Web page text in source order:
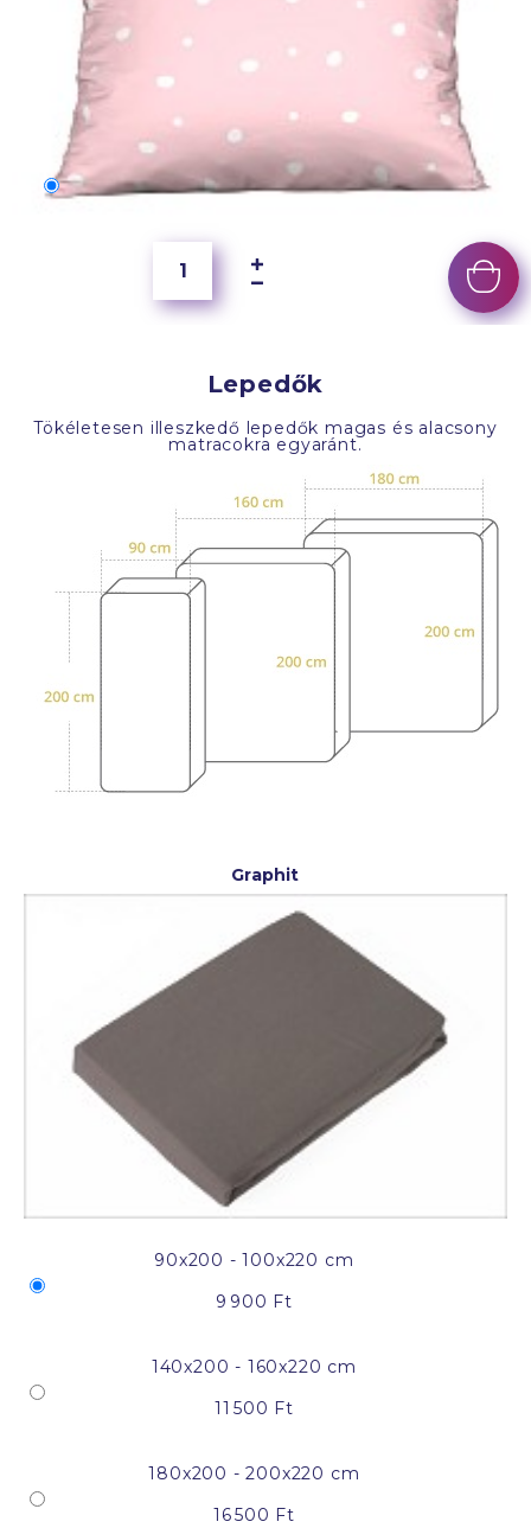
70x50 cm
Lepedők
Tökéletesen illeszkedő lepedők magas és alacsony
matracokra egyaránt.
Graphit
90x200 - 100x220 cm
9 900 Ft
140x200 - 160x220 cm
11 500 Ft
180x200 - 200x220 cm
16 500 Ft